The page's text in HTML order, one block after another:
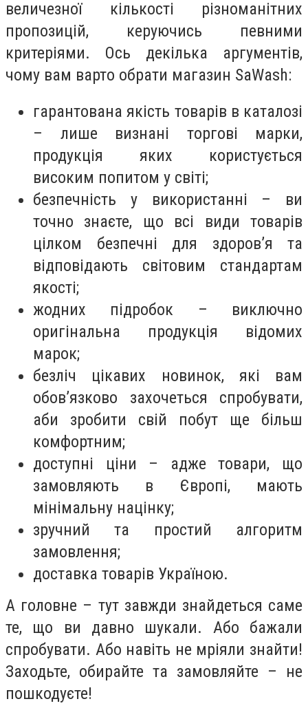
величезної кількості різноманітних
пропозицій, керуючись певними
критеріями. Ось декілька аргументів,
чому вам варто обрати магазин SaWash:
гарантована якість товарів в каталозі
– лише визнані торгові марки,
продукція яких користується
високим попитом у світі;
безпечність у використанні – ви
точно знаєте, що всі види товарів
цілком безпечні для здоров’я та
відповідають світовим стандартам
якості;
жодних підробок – виключно
оригінальна продукція відомих
марок;
безліч цікавих новинок, які вам
обов’язково захочеться спробувати,
аби зробити свій побут ще більш
комфортним;
доступні ціни – адже товари, що
замовляють в Європі, мають
мінімальну націнку;
зручний та простий алгоритм
замовлення;
доставка товарів Україною.
А головне – тут завжди знайдеться саме
те, що ви давно шукали. Або бажали
спробувати. Або навіть не мріяли знайти!
Заходьте, обирайте та замовляйте – не
пошкодуєте!